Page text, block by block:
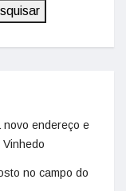
novo endereço e
no campo do